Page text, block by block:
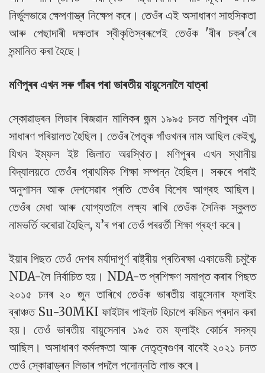
নিৰ্ভুলভাৱে ক্ষেপণাস্ত্ৰ নিক্ষেপ কৰে। তেওঁৰ এই অসাধাৰণ সাহসিকতা
আৰু পেছাদাৰী দক্ষতাৰ স্বীকৃতিস্বৰূপেই তেওঁক 'বীৰ চক্ৰ'ৰে
সন্মানিত কৰা হৈছে।
মণিপুৰৰ এখন সৰু গাঁৱৰ পৰা ভাৰতীয় বায়ুসেনালৈ যাত্ৰা
স্কোৱাড্ৰন লিডাৰ ৰিজৱান মালিকৰ জন্ম ১৯৯৫ চনত মণিপুৰৰ এটা
সাধাৰণ পৰিয়ালত হৈছিল। তেওঁৰ পৈতৃক গাঁওখনৰ নাম আছিল কেইখু,
যিখন ইম্ফল ইষ্ট জিলাত অৱস্থিত। মণিপুৰৰ এখন স্থানীয়
বিদ্যালয়তে তেওঁৰ প্ৰাথমিক শিক্ষা সম্পন্ন হৈছিল। সৰুৰে পৰাই
অনুশাসন আৰু দেশসেৱাৰ প্ৰতি তেওঁৰ বিশেষ আগ্ৰহ আছিল।
তেওঁৰ মেধা আৰু যোগ্যতালৈ লক্ষ্য ৰাখি তেওঁক সৈনিক স্কুলত
নামভৰ্তি কৰোৱা হৈছিল, য’ৰ পৰা তেওঁ পৰৱৰ্তী শিক্ষা গ্ৰহণ কৰে।
ইয়াৰ পিছত তেওঁ দেশৰ মৰ্যাদাপূৰ্ণ ৰাষ্ট্ৰীয় প্ৰতিৰক্ষা একাডেমী চমুকৈ
NDA-লৈ নিৰ্বাচিত হয়। NDA-ত প্ৰশিক্ষণ সমাপ্ত কৰাৰ পিছত
২০১৫ চনৰ ২০ জুন তাৰিখে তেওঁক ভাৰতীয় বায়ুসেনাৰ ফ্লাইং
ব্ৰাঞ্চত Su-30MKI ফাইটাৰ পাইলট হিচাপে কমিচন প্ৰদান কৰা
হয়। তেওঁ ভাৰতীয় বায়ুসেনাৰ ১৯৫ তম ফ্লাইং কোৰ্চৰ সদস্য
আছিল। অসাধাৰণ কৰ্মদক্ষতা আৰু নেতৃত্বগুণৰ বাবেই ২০২১ চনত
তেওঁ স্কোৱাড্ৰন লিডাৰ পদলৈ পদোন্নতি লাভ কৰে।